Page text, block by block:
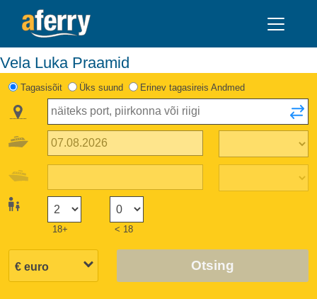
Vela Luka Praamid
Tagasisõit Üks suund Erinev tagasireis Andmed
18+ < 18
Otsing